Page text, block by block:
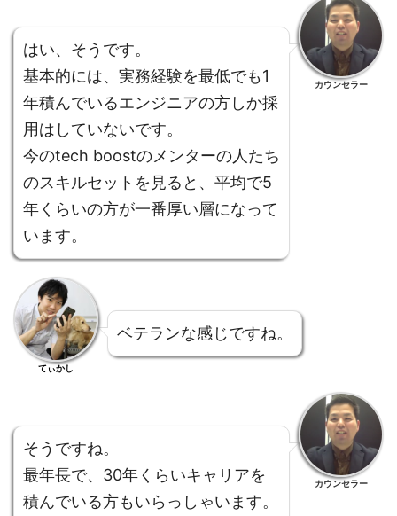
はい、そうです。
基本的には、実務経験を最低でも1
年積んでいるエンジニアの方しか採
用はしていないです。
今のtech boostのメンターの人たち
のスキルセットを見ると、平均で5
年くらいの方が一番厚い層になって
います。
カウンセラー
てぃかし
ベテランな感じですね。
そうですね。
最年長で、30年くらいキャリアを
積んでいる方もいらっしゃいます。
カウンセラー